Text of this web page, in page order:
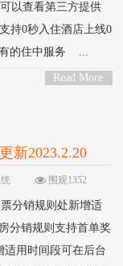
以查看第三方提供
持0秒入住酒店上线0
有的住中服务 ...
Read More
新2023.2.20
围观1352
分销规则处新增适
分销规则支持首单奖
适用时间段可在后台